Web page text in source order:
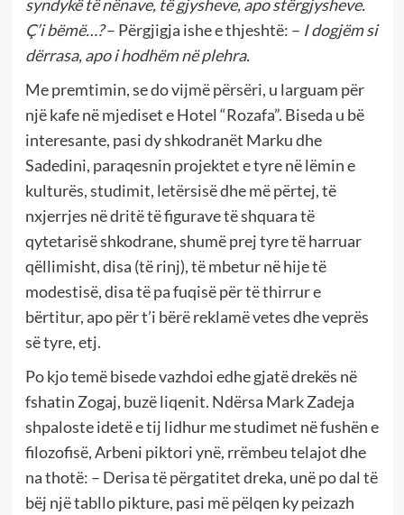
syndykë të nënave, të gjysheve, apo stërgjysheve.
Ç’i bëmë…?– Përgjigja ishe e thjeshtë: – I dogjëm si
dërrasa, apo i hodhëm në plehra.
Me premtimin, se do vijmë përsëri, u larguam për
një kafe në mjediset e Hotel “Rozafa”. Biseda u bë
interesante, pasi dy shkodranët Marku dhe
Sadedini, paraqesnin projektet e tyre në lëmin e
kulturës, studimit, letërsisë dhe më përtej, të
nxjerrjes në dritë të figurave të shquara të
qytetarisë shkodrane, shumë prej tyre të harruar
qëllimisht, disa (të rinj), të mbetur në hije të
modestisë, disa të pa fuqisë për të thirrur e
bërtitur, apo për t’i bërë reklamë vetes dhe veprës
së tyre, etj.
Po kjo temë bisede vazhdoi edhe gjatë drekës në
fshatin Zogaj, buzë liqenit. Ndërsa Mark Zadeja
shpaloste idetë e tij lidhur me studimet në fushën e
filozofisë, Arbeni piktori ynë, rrëmbeu telajot dhe
na thotë: – Derisa të përgatitet dreka, unë po dal të
bëj një tabllo pikture, pasi më pëlqen ky peizazh